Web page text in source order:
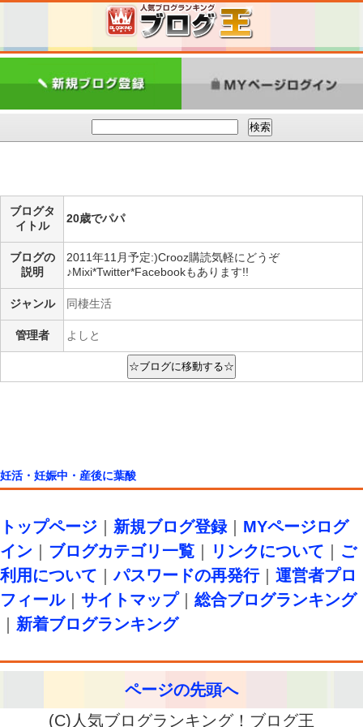
ブログタ
イトル
20歳でパパ
ブログの
説明
2011年11月予定:)Crooz購読気軽にどうぞ
♪Mixi*Twitter*Facebookもあります!!
ジャンル 同棲生活
管理者 よしと
妊活・妊娠中・産後に葉酸
トップページ 新規ブログ登録｜ MYページログ
イン
ブログカテゴリ一覧 リンクについて
ご
利用について ｜パスワードの再発行｜ 運営者プロ
フィール｜ サイトマップ｜ 総合ブログランキング
新着ブログランキング
ページの先頭へ
(C)人気ブログランキング！ブログ王